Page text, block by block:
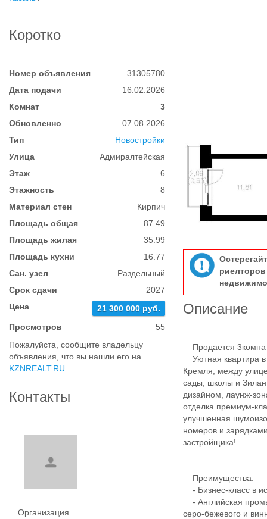
Коротко
Номер объявления
31305780
Дата подачи
16.02.2026
Комнат
3
Обновленно
07.08.2026
Тип
Новостройки
Улица
Адмиралтейская
Этаж
6
Этажность
8
Материал стен
Кирпич
Площадь общая
87.49
Площадь жилая
35.99
Площадь кухни
16.77
Сан. узел
Раздельный
Срок сдачи
2027
Цена
21 300 000 руб.
Просмотров
55
Пожалуйста, сообщите владельцу
объявления, что вы нашли его на
KZNREALT.RU
Контакты
Организация
Описание
Продается
Уютная квартира в
Кремля, между
сады, школы и
дизайном, лаунж-
отделка премиум-
улучшенная
номеров и
застройщика!
Преимущества:
- Бизнес-класс в
- Английская
серо-бежевого и